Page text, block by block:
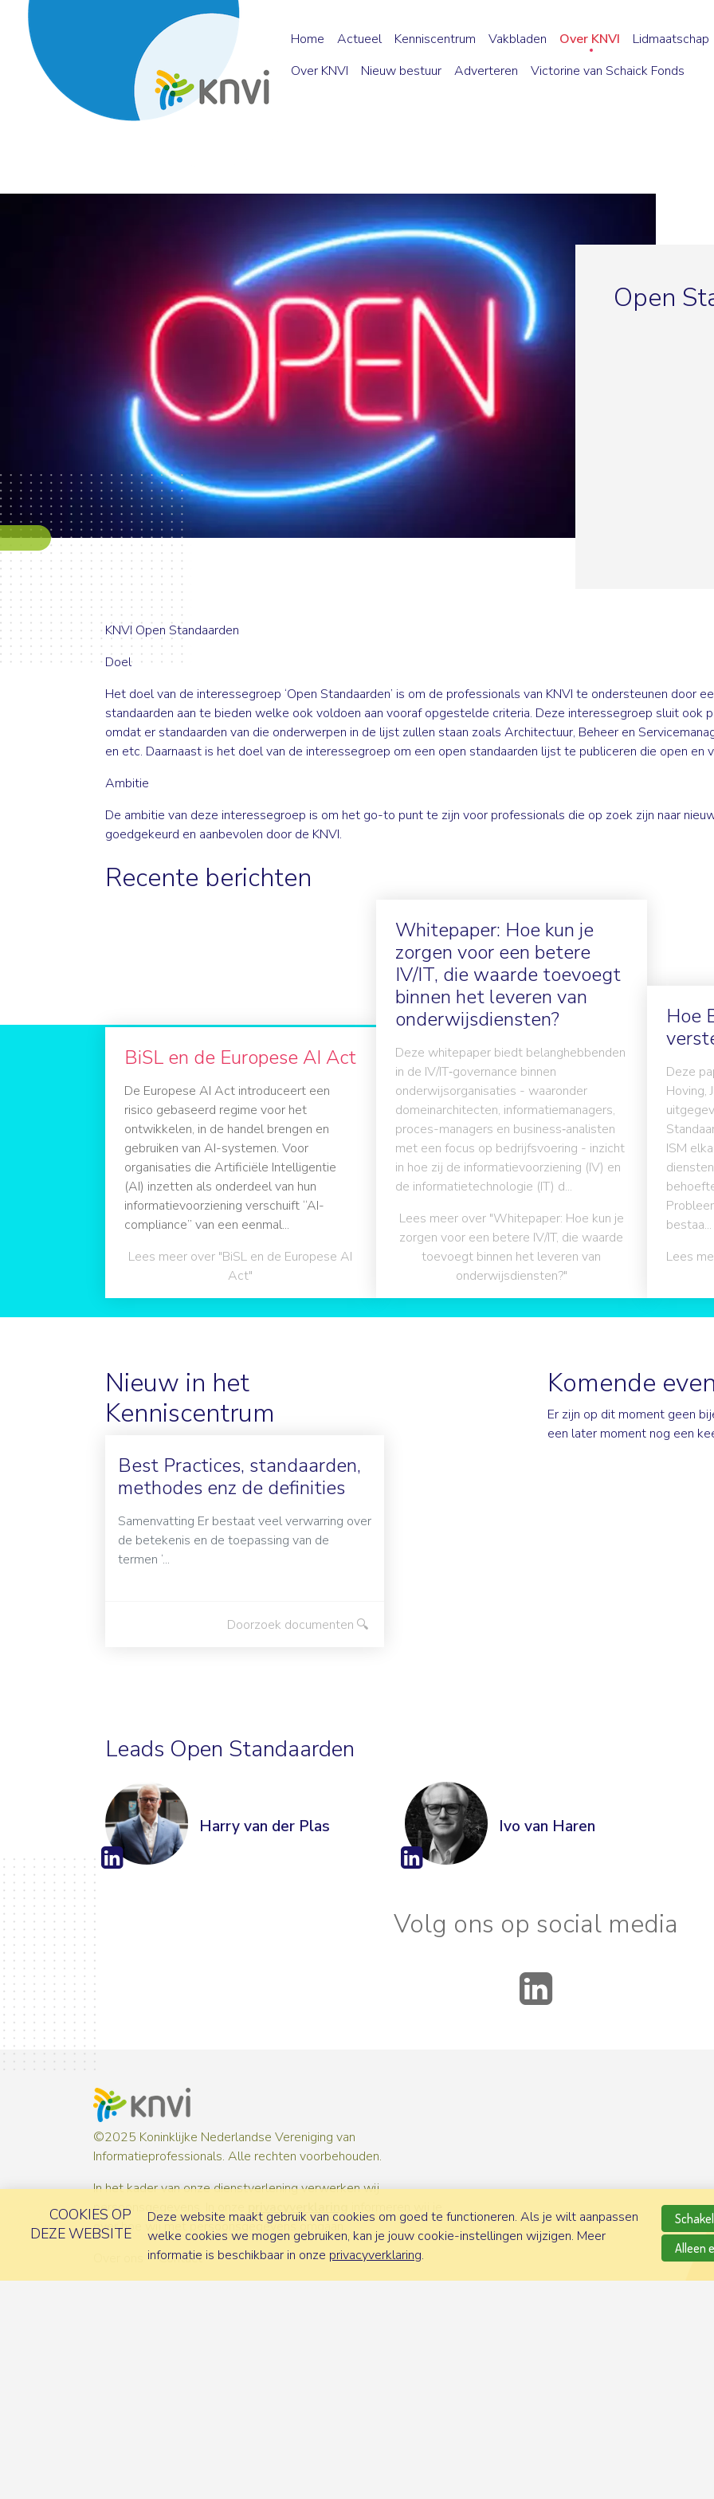
Home Actueel Kenniscentrum Vakbladen
Over KNVI
Over KNVI
Nieuw bestuur Adverteren Victorine van Schaick Fonds
Lidmaatschap
Open
KNVI Open Standaarden
Doel
Het doel van de interessegroep ‘Open Standaarden’ is om de professionals van KNVI te ondersteunen door
standaarden aan te bieden welke ook voldoen aan vooraf opgestelde criteria. Deze interessegroep sluit ook
omdat er standaarden van die onderwerpen in de lijst zullen staan zoals Architectuur, Beheer en
en etc. Daarnaast is het doel van de interessegroep om een open standaarden lijst te publiceren die open en
Ambitie
De ambitie van deze interessegroep is om het go-to punt te zijn voor professionals die op zoek zijn naar
goedgekeurd en aanbevolen door de KNVI.
Recente berichten
BiSL en de Europese AI Act
De Europese AI Act introduceert een
risico gebaseerd regime voor het
ontwikkelen, in de handel brengen en
gebruiken van AI-systemen. Voor
organisaties die Artificiële Intelligentie
(AI) inzetten als onderdeel van hun
informatievoorziening verschuift “AI-
compliance” van een eenmal...
Lees meer over "BiSL en de Europese AI
Act"
Whitepaper: Hoe kun je
zorgen voor een betere
IV/IT, die waarde toevoegt
binnen het leveren van
onderwijsdiensten?
Deze whitepaper biedt belanghebbenden
in de IV/IT‑governance binnen
onderwijsorganisaties - waaronder
domeinarchitecten, informatiemanagers,
proces-managers en business‑analisten
met een focus op bedrijfsvoering - inzicht
in hoe zij de informatievoorziening (IV) en
de informatietechnologie (IT) d...
Lees meer over "Whitepaper: Hoe kun je
zorgen voor een betere IV/IT, die waarde
toevoegt binnen het leveren van
onderwijsdiensten?"
Hoe
Deze
Hoving,
ISM
bestaa...
Lees
Nieuw in het
Kenniscentrum
Best Practices, standaarden,
methodes enz de definities
Samenvatting Er bestaat veel verwarring over
de betekenis en de toepassing van de
termen ‘...
Doorzoek documenten
Komende
Er zijn op dit moment geen
een later moment nog een
Leads Open Standaarden
Harry van der Plas Ivo van Haren
Volg ons op social media
©2025 Koninklijke Nederlandse Vereniging van
Informatieprofessionals. Alle rechten voorbehouden.
In het kader van onze dienstverlening verwerken wij
persoonsgegevens. In onze
over hoe wij met persoonsgegevens omgaan.
Contact
COOKIES OP
DEZE WEBSITE
Deze website maakt gebruik van cookies om goed te functioneren. Als je wilt aanpassen
welke cookies we mogen gebruiken, kan je jouw cookie-instellingen wijzigen. Meer
informatie is beschikbaar in onze privacyverklaring.
Alleen